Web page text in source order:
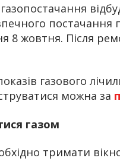
постачання
8 жовтня. Після
газового
можна за
газом
тримати